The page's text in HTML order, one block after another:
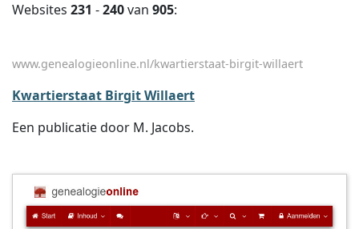
Websites 231 -240van 905:
www.genealogieonline.nl/kwartierstaat-birgit-willaert
Kwartierstaat Birgit Willaert
Een publicatie door M. Jacobs.